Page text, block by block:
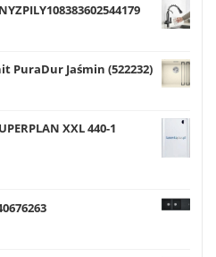
PuraDur Jaśmin (522232)
XXL 440-1